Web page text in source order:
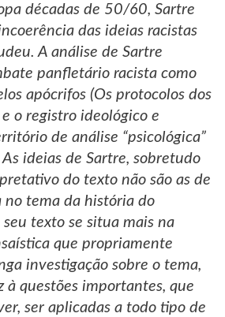
décadas de 50/60, Sartre
das ideias racistas
A análise de Sartre
panfletário racista como
apócrifos (Os protocolos dos
e o registro ideológico e
de análise “psicológica”
ideias de Sartre, sobretudo
do texto não são as de
no tema da história do
texto se situa mais na
que propriamente
investigação sobre o tema,
à questões importantes, que
ser aplicadas a todo tipo de